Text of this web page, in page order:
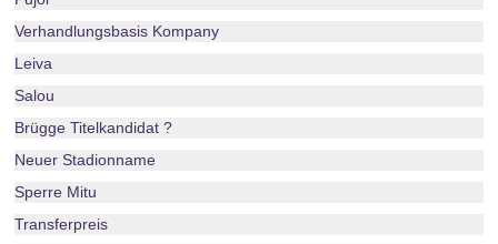
Verhandlungsbasis Kompany
Leiva
Salou
Brügge Titelkandidat ?
Neuer Stadionname
Sperre Mitu
Transferpreis